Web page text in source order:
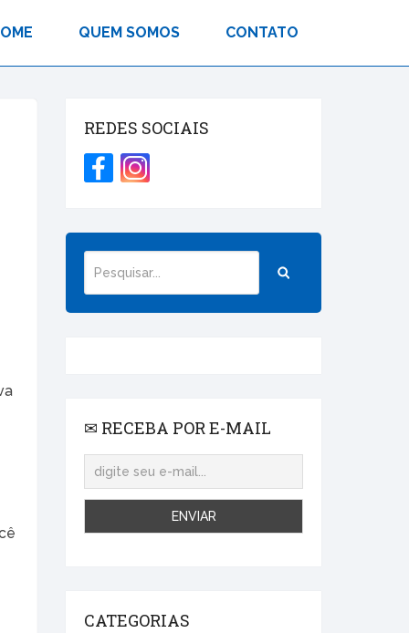
QUEM SOMOS CONTATO
REDES SOCIAIS
✉ RECEBA POR E-MAIL
CATEGORIAS